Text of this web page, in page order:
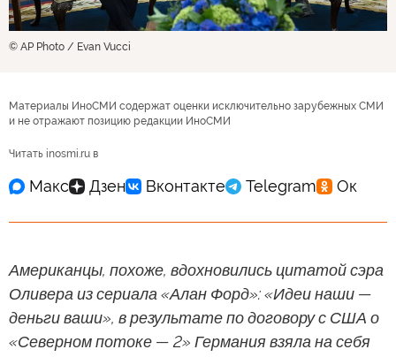
© AP Photo / Evan Vucci
Материалы ИноСМИ содержат оценки исключительно зарубежных СМИ
и не отражают позицию редакции ИноСМИ
Читать inosmi.ru в
Американцы, похоже, вдохновились цитатой сэра
Оливера из сериала «Алан Форд»: «Идеи наши —
деньги ваши», в результате по договору с США о
«Северном потоке — 2» Германия взяла на себя